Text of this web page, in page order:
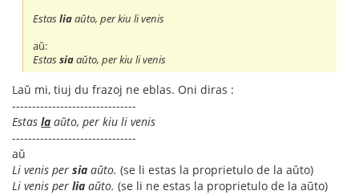
Estasliaaŭto, per kiu li venis
aŭ:
Estassiaaŭto, per kiu li venis
Laŭ mi, tiuj du frazoj ne eblas. Oni diras :
-------------------------------
Estas la aŭto, per kiu li venis
-------------------------------
aŭ
Li venis per sia aŭto. (se li estas la proprietulo de la aŭto)
Li venis per lia aŭto. (se li ne estas la proprietulo de la aŭto)